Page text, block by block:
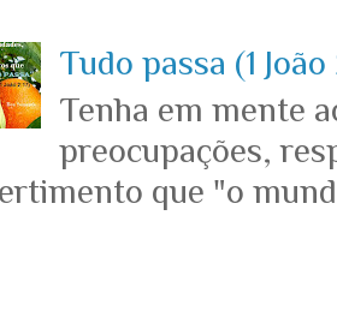
Tudo passa (1 João
Tenha em mente
preocupações,
que "o